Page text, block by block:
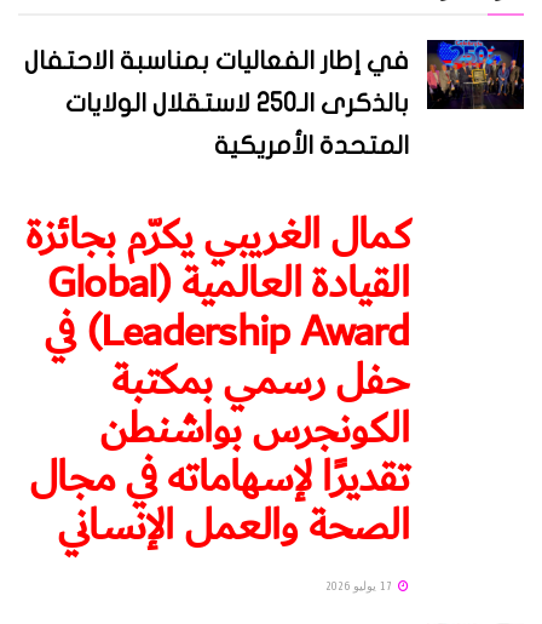
في إطار الفعاليات بمناسبة الاحتفال
بالذكرى الـ250 لاستقلال الولايات
المتحدة الأمريكية
كمال الغريبي يكرّم بجائزة
القيادة العالمية (Global
Leadership Award) في
حفل رسمي بمكتبة
الكونجرس بواشنطن
تقديرًا لإسهاماته في مجال
الصحة والعمل الإنساني